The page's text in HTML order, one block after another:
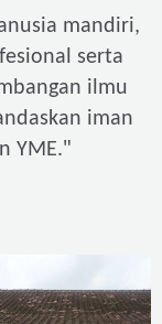
mandiri,
serta
ilmu
iman
YME."